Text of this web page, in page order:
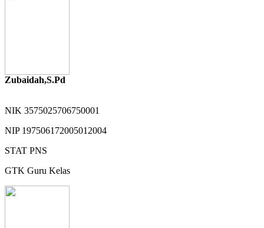
Zubaidah,S.Pd
NIK 3575025706750001
NIP 197506172005012004
STAT PNS
GTK Guru Kelas